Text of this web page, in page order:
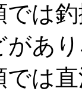
は
があ
は